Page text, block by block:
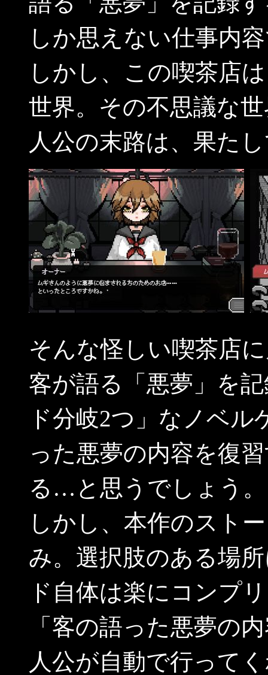
しか思えない仕事内
しかし、この喫茶店
世界。その不思議な
人公の末路は、果た
そんな怪しい喫茶店
客が語る「悪夢」を
ド分岐2つ」なノベ
った悪夢の内容を復
る…と思うでしょう。
しかし、本作のスト
み。選択肢のある場
ド自体は楽にコンプ
「客の語った悪夢の
人公が自動で行って